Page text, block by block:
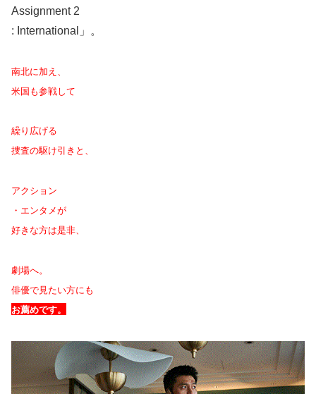
Assignment 2
: International」。
南北に加え、
米国も参戦して
繰り広げる
捜査の駆け引きと、
アクション
・エンタメが
好きな方は是非、
劇場へ。
俳優で見たい方にも
お薦めです。